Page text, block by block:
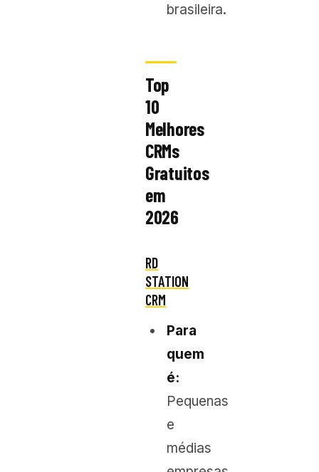
brasileira.
Top
10
Melhores
CRMs
Gratuitos
em
2026
RD
STATION
CRM
Para
quem
é:
Pequenas
e
médias